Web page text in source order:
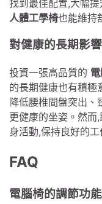
找到最佳配置,大幅
人體工學椅也能維持
對健康的長期影響
投資一張高品質的
的長期健康也有積極
降低腰椎間盤突出、
更健康的坐姿。然而
身活動,保持良好的工
FAQ
電腦椅的調節功